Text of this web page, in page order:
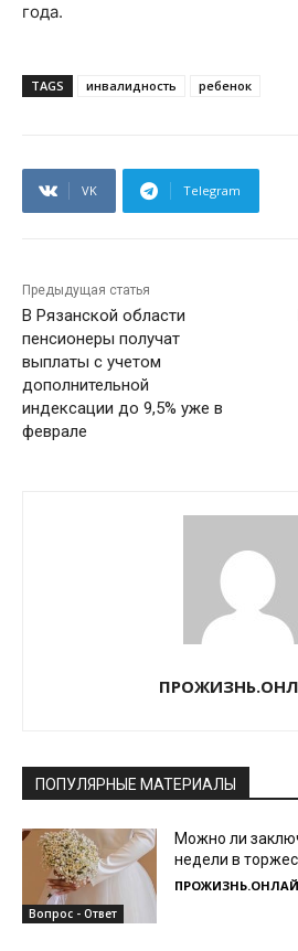
года.
TAGS инвалидность ребенок
VK Telegram
Предыдущая статья
В Рязанской области
пенсионеры получат
выплаты с учетом
дополнительной
индексации до 9,5% уже в
феврале
ПОПУЛЯРНЫЕ МАТЕРИАЛЫ
Вопрос - Ответ
Можно ли
недели в